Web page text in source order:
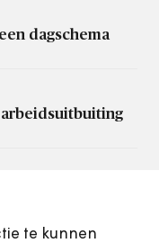
dagschema
arbeidsuitbuiting
te kunnen